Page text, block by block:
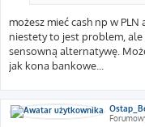
możesz mieć cash np w
niestety to jest problem,
sensowną alternatywę.
jak kona bankowe...